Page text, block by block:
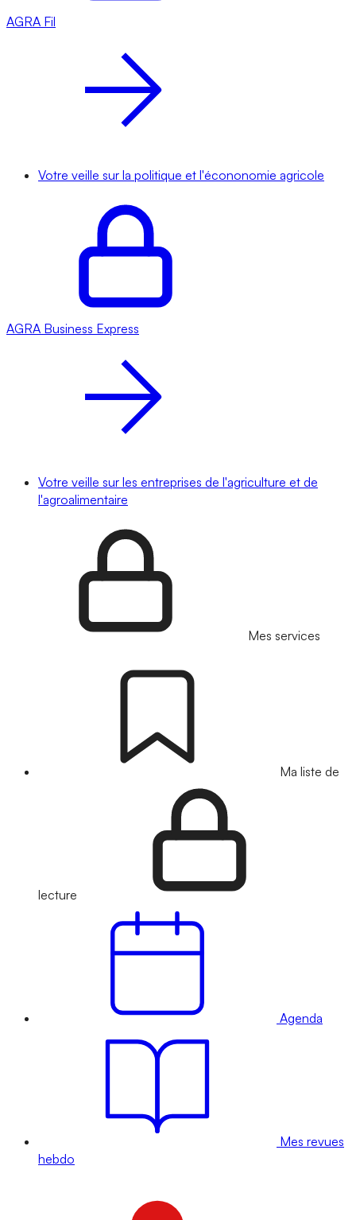
AGRA Fil
Votre veille sur la politique et l'écononomie agricole
AGRA Business Express
Votre veille sur les entreprises de l'agriculture et de
l'agroalimentaire
Mes services
Ma liste de
lecture
Agenda
Mes revues
hebdo